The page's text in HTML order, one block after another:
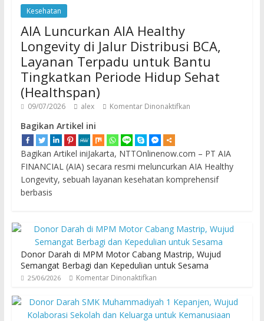
Kesehatan
AIA Luncurkan AIA Healthy
Longevity di Jalur Distribusi BCA,
Layanan Terpadu untuk Bantu
Tingkatkan Periode Hidup Sehat
(Healthspan)
09/07/2026 alex Komentar Dinonaktifkan
Bagikan Artikel ini
Bagikan Artikel iniJakarta, NTTOnlinenow.com – PT AIA
FINANCIAL (AIA) secara resmi meluncurkan AIA Healthy
Longevity, sebuah layanan kesehatan komprehensif
berbasis
Donor Darah di MPM Motor Cabang Mastrip, Wujud
Semangat Berbagi dan Kepedulian untuk Sesama
25/06/2026 Komentar Dinonaktifkan